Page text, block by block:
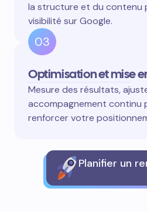
la structure et du contenu
visibilité sur Google.
03
Optimisation et mise
Mesure des résultats,
accompagnement continu
renforcer votre
Planifier un